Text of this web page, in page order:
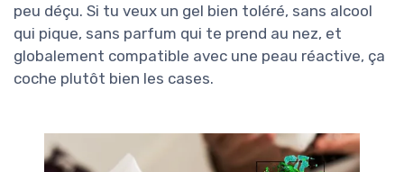
peu déçu. Si tu veux un gel bien toléré, sans alcool
qui pique, sans parfum qui te prend au nez, et
globalement compatible avec une peau réactive, ça
coche plutôt bien les cases.